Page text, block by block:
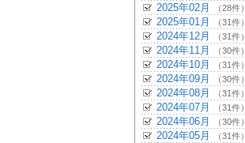
2025年02月 （28件）
2025年01月 （31件）
2024年12月 （31件）
2024年11月 （30件）
2024年10月 （31件）
2024年09月 （30件）
2024年08月 （31件）
2024年07月 （31件）
2024年06月 （30件）
2024年05月 （31件）